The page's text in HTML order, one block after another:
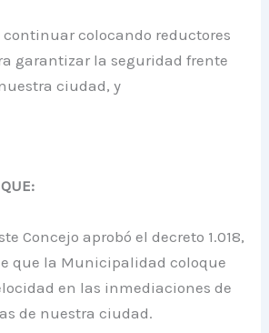
continuar colocando reductores
garantizar la seguridad frente
ciudad, y
Concejo aprobó el decreto 1.018,
que la Municipalidad coloque
en las inmediaciones de
de nuestra ciudad.